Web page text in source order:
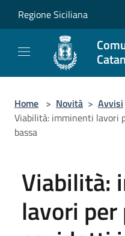
Regione Siciliana
Home > Novità > Avvisi
Viabilità: imminenti lavori
bassa
Viabilità:
lavori per